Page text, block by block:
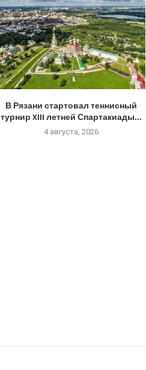
В Рязани стартовал теннисный
турнир XIII летней Спартакиады...
4 августа, 2026